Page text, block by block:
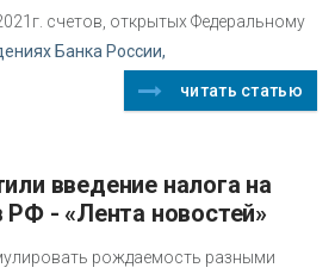
счетов, открытых Федеральному
Банка России,
читать статью
РФ - «Лента новостей»
рождаемость разными